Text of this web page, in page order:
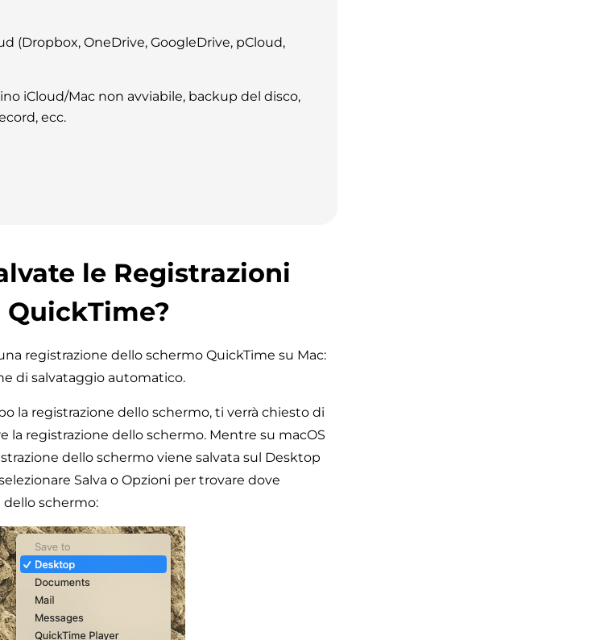
(Dropbox, OneDrive, GoogleDrive, pCloud,
iCloud/Mac non avviabile, backup del disco,
ecc.
le Registrazioni
registrazione dello schermo QuickTime su Mac:
di salvataggio automatico.
la registrazione dello schermo, ti verrà chiesto di
la registrazione dello schermo. Mentre su macOS
dello schermo viene salvata sul Desktop
Salva o Opzioni per trovare dove
schermo: